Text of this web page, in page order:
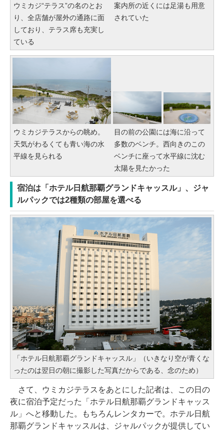
ウミカジ“テラス”の名のとお
り、全店舗が屋外の通路に面
しており、テラス席も充実し
ている
案内所の近くには足湯も用意
されていた
ウミカジテラスからの眺め。
天気がわるくても青い海の水
平線を見られる
目の前の公園には海に沿って
多数のベンチ。西向きのこの
ベンチに座って水平線に沈む
太陽を見たかった
宿泊は「ホテル日航那覇グランドキャッスル」、ジャ
ルパックでは2種類の部屋を選べる
「ホテル日航那覇グランドキャッスル」（いきなり空が青くな
ったのは翌日の朝に撮影した写真だからである、念のため）
さて、ウミカジテラスをあとにした記者は、この日の
夜に宿泊予定だった「ホテル日航那覇グランドキャッス
ル」へと移動した。もちろんレンタカーで。ホテル日航
那覇グランドキャッスルは、ジャルパックが提供してい